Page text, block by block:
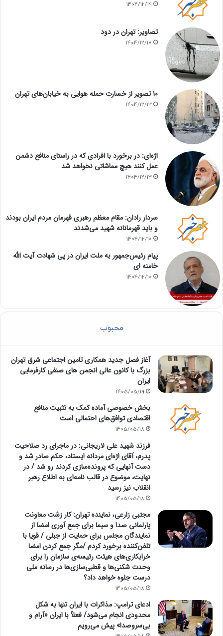
1404/12/19
تصاویر: تهران در دود
1404/12/17
۱۰ تصویر از خسارت حمله هوایی به خیابان‌های تهران
1404/12/13
اژه‌ای: در برخورد با افرادی که در راستای منافع دشمن
عمل کنند هیچ مماشاتی نخواهد شد
1404/12/13
سردار رادان: مقام معظم رهبری قهرمان مردم ایران بودند
و باید قهرمانانه شهید می‌شدند
1404/12/10
پیام رئیس‌جمهور به ملت ایران در پی شهادت آیت الله
خامنه ای
1404/12/10
محبوب
آغاز فصل جدید همکاری تامین اجتماعی شرق تهران
بزرگ با کانون عالی انجمن های صنفی کارفرمایی
ایران
1405/05/19
بخش خصوصی آماده کمک به تثبیت منافع
اقتصادی توافق‌های احتمالی است
1405/05/18
فرزند شهید علی لاریجانی: در ماجرای رد صلاحیت
پدرم، آقای اژه‌ای مردانه ایستاد، حکم صادر شد و
دست آنهایی که پرونده‌سازی کردند رو شد / در
نهایت، موضوع در قالب نامه‌ای به اطلاع رهبر
انقلاب نیز رسید
1405/05/18
مجتبی زارعی، نماینده تهران: کار زشت معاونت
پارلمانی صدا و سیما برای جمع آوری امضا از
نمایندگان مجلس برای حمایت از جبلی / قویا با
تلفن‌کننده برخورد کردم /مگر جمع کردن امضا
خرابکاری‌های هیئت رئیسه‌ی سازمان را برای
وحدت شکنی‌ها و قطبی‌سازی‌ها در رسانه ملی
درست جلوه خواهد داد؟
1405/05/18
ادعای ترامپ: مذاکرات با ایران تنها به شکل
محدودی انجام می‌شود/ فعلاً با ایران «آرام و
بی‌سروصدا» پیش می‌رویم